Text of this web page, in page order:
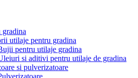
utilaje pentru gradina
pentru utilaje gradina
si aditivi pentru utilaje de gradina
si pulverizatoare